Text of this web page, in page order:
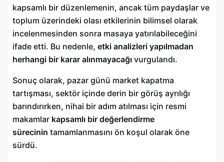
kapsamlı bir düzenlemenin, ancak tüm paydaşlar ve
toplum üzerindeki olası etkilerinin bilimsel olarak
incelenmesinden sonra masaya yatırılabileceğini
ifade etti. Bu nedenle, etki analizleri yapılmadan
herhangi bir karar alınmayacağı vurgulandı.
Sonuç olarak, pazar günü market kapatma
tartışması, sektör içinde derin bir görüş ayrılığı
barındırırken, nihai bir adım atılması için resmi
makamlar kapsamlı bir değerlendirme
sürecinin tamamlanmasını ön koşul olarak öne
sürdü.